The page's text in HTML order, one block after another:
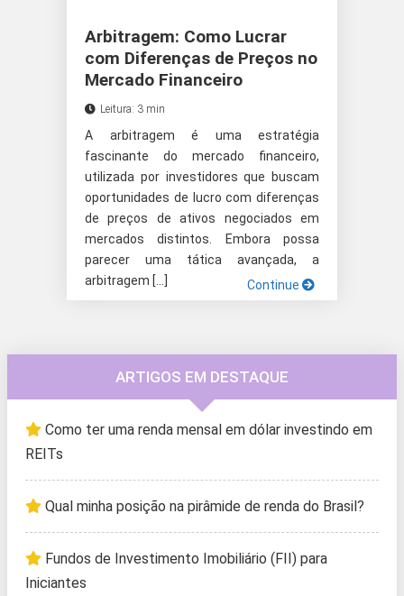
Arbitragem: Como Lucrar
com Diferenças de Preços no
Mercado Financeiro
Leitura: 3 min
A arbitragem é uma estratégia
fascinante do mercado financeiro,
utilizada por investidores que buscam
oportunidades de lucro com diferenças
de preços de ativos negociados em
mercados distintos. Embora possa
parecer uma tática avançada, a
arbitragem […]
Continue
ARTIGOS EM DESTAQUE
Como ter uma renda mensal em dólar investindo em
REITs
Qual minha posição na pirâmide de renda do Brasil?
Fundos de Investimento Imobiliário (FII) para
Iniciantes